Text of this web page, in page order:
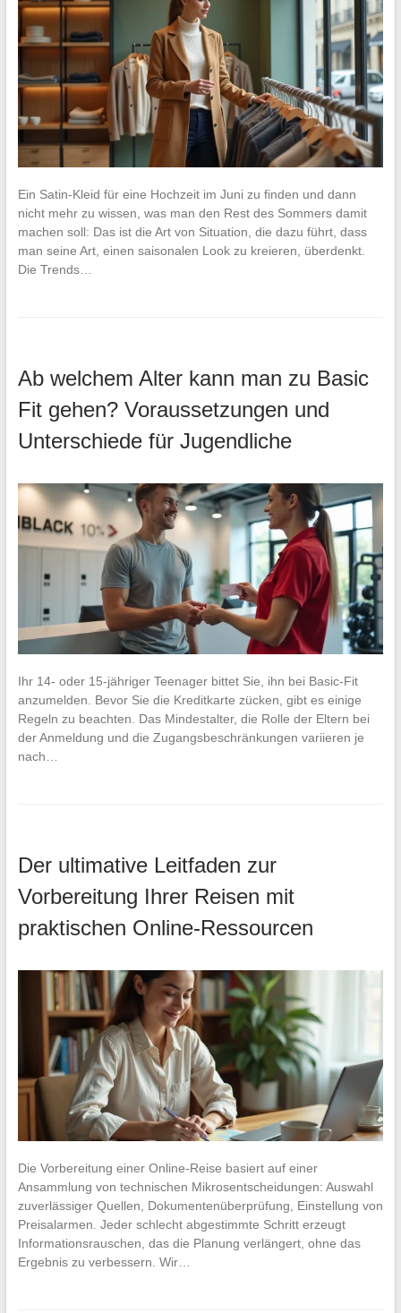
Ein Satin-Kleid für eine Hochzeit im Juni zu finden und dann
nicht mehr zu wissen, was man den Rest des Sommers damit
machen soll: Das ist die Art von Situation, die dazu führt, dass
man seine Art, einen saisonalen Look zu kreieren, überdenkt.
Die Trends…
Ab welchem Alter kann man zu Basic
Fit gehen? Voraussetzungen und
Unterschiede für Jugendliche
Ihr 14- oder 15-jähriger Teenager bittet Sie, ihn bei Basic-Fit
anzumelden. Bevor Sie die Kreditkarte zücken, gibt es einige
Regeln zu beachten. Das Mindestalter, die Rolle der Eltern bei
der Anmeldung und die Zugangsbeschränkungen variieren je
nach…
Der ultimative Leitfaden zur
Vorbereitung Ihrer Reisen mit
praktischen Online-Ressourcen
Die Vorbereitung einer Online-Reise basiert auf einer
Ansammlung von technischen Mikrosentscheidungen: Auswahl
zuverlässiger Quellen, Dokumentenüberprüfung, Einstellung von
Preisalarmen. Jeder schlecht abgestimmte Schritt erzeugt
Informationsrauschen, das die Planung verlängert, ohne das
Ergebnis zu verbessern. Wir…